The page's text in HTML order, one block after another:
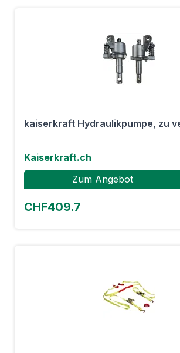
kaiserkraft Hydraulikpumpe, zu
Kaiserkraft.ch
Zum Angebot
CHF409.7